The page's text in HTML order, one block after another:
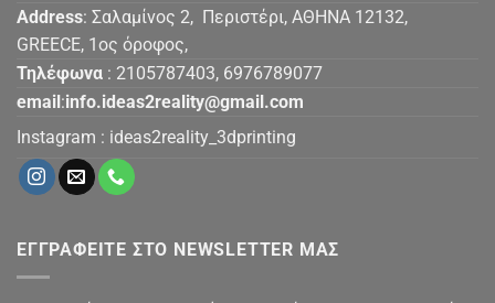
Address: Σαλαμίνος 2, Περιστέρι, ΑΘΗΝΑ 12132,
GREECE, 1ος όροφος,
Τηλέφωνα : 2105787403, 6976789077
email:info.ideas2reality@gmail.com
Instagram : ideas2reality_3dprinting
ΕΓΓΡΑΦΕΙΤΕ ΣΤΟ NEWSLETTER ΜΑΣ